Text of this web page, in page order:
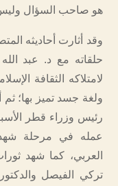
هو صاحب السؤال
وقد أثارت أحاديثه
حلقاته مع د. عبد
لامتلاكه الثقافة
ولغة جسد تميز بها؛
رئيس وزراء قطر
عمله في مرحلة
العربي، كما شهد
تركي الفيصل